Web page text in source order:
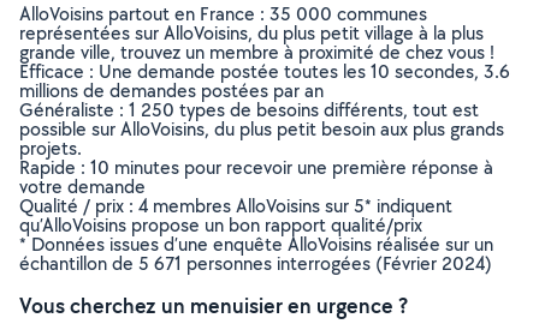
AlloVoisins partout en France : 35 000 communes
représentées sur AlloVoisins, du plus petit village à la plus
grande ville, trouvez un membre à proximité de chez vous !
Efficace : Une demande postée toutes les 10 secondes, 3.6
millions de demandes postées par an
Généraliste : 1 250 types de besoins différents, tout est
possible sur AlloVoisins, du plus petit besoin aux plus grands
projets.
Rapide : 10 minutes pour recevoir une première réponse à
votre demande
Qualité / prix : 4 membres AlloVoisins sur 5* indiquent
qu’AlloVoisins propose un bon rapport qualité/prix
* Données issues d’une enquête AlloVoisins réalisée sur un
échantillon de 5 671 personnes interrogées (Février 2024)
Vous cherchez un menuisier en urgence ?